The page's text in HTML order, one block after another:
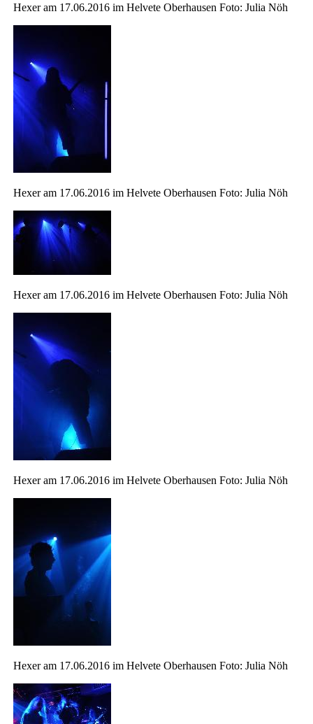
Hexer am 17.06.2016 im Helvete Oberhausen Foto: Julia Nöh
Hexer am 17.06.2016 im Helvete Oberhausen Foto: Julia Nöh
Hexer am 17.06.2016 im Helvete Oberhausen Foto: Julia Nöh
Hexer am 17.06.2016 im Helvete Oberhausen Foto: Julia Nöh
Hexer am 17.06.2016 im Helvete Oberhausen Foto: Julia Nöh